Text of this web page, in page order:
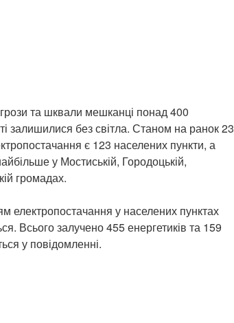
та шквали мешканці понад 400
залишилися без світла. Станом на ранок 23
є 123 населених пункти, а
у Мостиській, Городоцькій,
громадах.
електропостачання у населених пунктах
Всього залучено 455 енергетиків та 159
у повідомленні.